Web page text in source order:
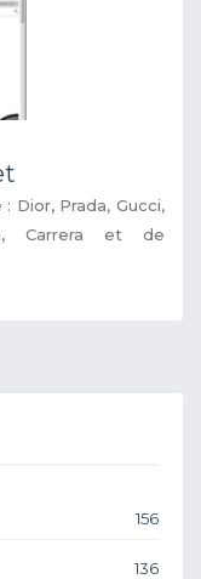
Dior, Prada, Gucci,
Carrera et de
156
136